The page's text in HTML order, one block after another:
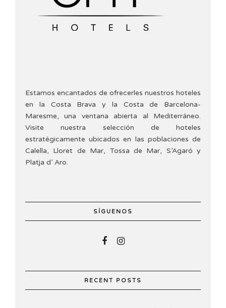
Estamos encantados de ofrecerles nuestros hoteles
en la Costa Brava y la Costa de Barcelona-
Maresme, una ventana abierta al Mediterráneo.
Visite nuestra selección de hoteles
estratégicamente ubicados en las poblaciones de
Calella, Lloret de Mar, Tossa de Mar, S’Agaró y
Platja d’ Aro.
SÍGUENOS
RECENT POSTS